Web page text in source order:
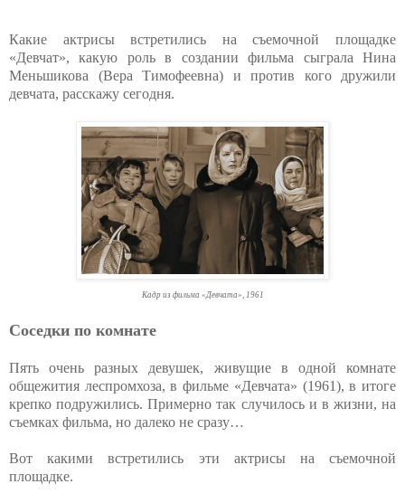
Какие актрисы встретились на съемочной площадке
«Девчат», какую роль в создании фильма сыграла Нина
Меньшикова (Вера Тимофеевна) и против кого дружили
девчата, расскажу сегодня.
Кадр из фильма «Девчата», 1961
Соседки по комнате
Пять очень разных девушек, живущие в одной комнате
общежития леспромхоза, в фильме «Девчата» (1961), в итоге
крепко подружились. Примерно так случилось и в жизни, на
съемках фильма, но далеко не сразу…
Вот какими встретились эти актрисы на съемочной
площадке.